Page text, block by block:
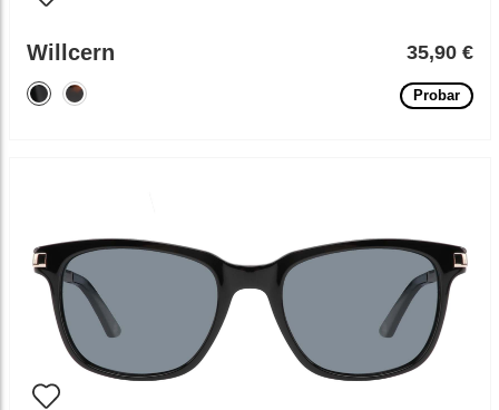
Willcern 35,90 €
Probar